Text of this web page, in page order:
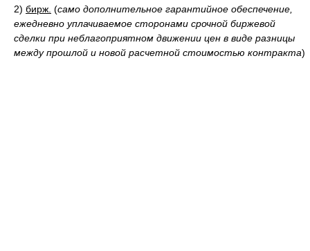
2) бирж. (само дополнительное гарантийное обеспечение,
ежедневно уплачиваемое сторонами срочной биржевой
сделки при неблагоприятном движении цен в виде разницы
между прошлой и новой расчетной стоимостью контракта)